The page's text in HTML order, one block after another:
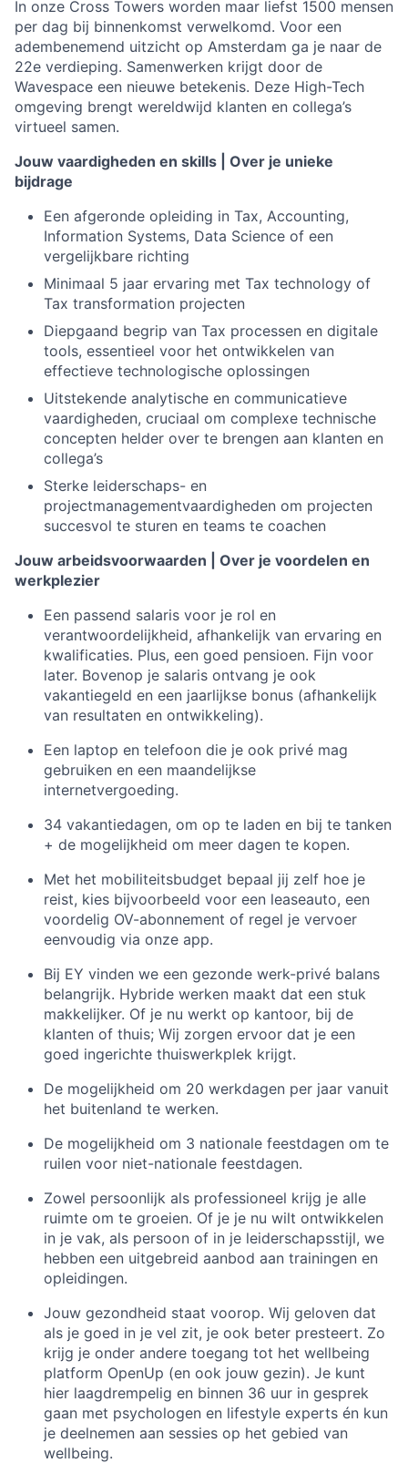
In onze Cross Towers worden maar liefst 1500 mensen
per dag bij binnenkomst verwelkomd. Voor een
adembenemend uitzicht op Amsterdam ga je naar de
22e verdieping. Samenwerken krijgt door de
Wavespace een nieuwe betekenis. Deze High-Tech
omgeving brengt wereldwijd klanten en collega’s
virtueel samen.
Jouw vaardigheden en skills | Over je unieke
bijdrage
Een afgeronde opleiding in Tax, Accounting,
Information Systems, Data Science of een
vergelijkbare richting
Minimaal 5 jaar ervaring met Tax technology of
Tax transformation projecten
Diepgaand begrip van Tax processen en digitale
tools, essentieel voor het ontwikkelen van
effectieve technologische oplossingen
Uitstekende analytische en communicatieve
vaardigheden, cruciaal om complexe technische
concepten helder over te brengen aan klanten en
collega’s
Sterke leiderschaps- en
projectmanagementvaardigheden om projecten
succesvol te sturen en teams te coachen
Jouw arbeidsvoorwaarden | Over je voordelen en
werkplezier
Een passend salaris voor je rol en
verantwoordelijkheid, afhankelijk van ervaring en
kwalificaties. Plus, een goed pensioen. Fijn voor
later. Bovenop je salaris ontvang je ook
vakantiegeld en een jaarlijkse bonus (afhankelijk
van resultaten en ontwikkeling).
Een laptop en telefoon die je ook privé mag
gebruiken en een maandelijkse
internetvergoeding.
34 vakantiedagen, om op te laden en bij te tanken
+ de mogelijkheid om meer dagen te kopen.
Met het mobiliteitsbudget bepaal jij zelf hoe je
reist, kies bijvoorbeeld voor een leaseauto, een
voordelig OV-abonnement of regel je vervoer
eenvoudig via onze app.
Bij EY vinden we een gezonde werk-privé balans
belangrijk. Hybride werken maakt dat een stuk
makkelijker. Of je nu werkt op kantoor, bij de
klanten of thuis; Wij zorgen ervoor dat je een
goed ingerichte thuiswerkplek krijgt.
De mogelijkheid om 20 werkdagen per jaar vanuit
het buitenland te werken.
De mogelijkheid om 3 nationale feestdagen om te
ruilen voor niet-nationale feestdagen.
Zowel persoonlijk als professioneel krijg je alle
ruimte om te groeien. Of je je nu wilt ontwikkelen
in je vak, als persoon of in je leiderschapsstijl, we
hebben een uitgebreid aanbod aan trainingen en
opleidingen.
Jouw gezondheid staat voorop. Wij geloven dat
als je goed in je vel zit, je ook beter presteert. Zo
krijg je onder andere toegang tot het wellbeing
platform OpenUp (en ook jouw gezin). Je kunt
hier laagdrempelig en binnen 36 uur in gesprek
gaan met psychologen en lifestyle experts én kun
je deelnemen aan sessies op het gebied van
wellbeing.